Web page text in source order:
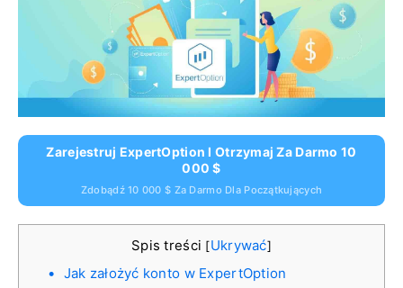
Zarejestruj ExpertOption I Otrzymaj Za Darmo 10
000 $
Zdobądź 10 000 $ Za Darmo Dla Początkujących
Spis treści [Ukrywać]
Jak założyć konto w ExpertOption